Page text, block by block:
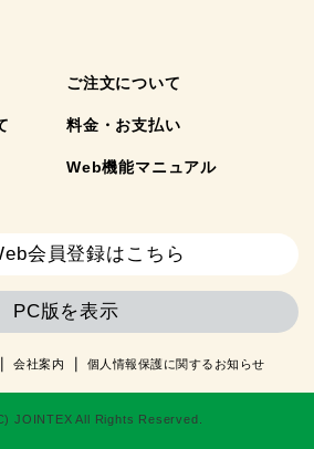
ご注文について
料金・お支払い
Web機能マニュアル
会員登録はこちら
PC版を表示
会社案内 個人情報保護に関するお知らせ
JOINTEX All Rights Reserved.